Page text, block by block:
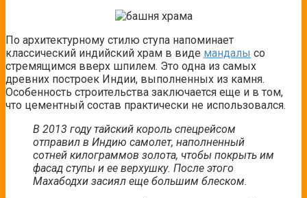
По архитектурному стилю ступа напоминает
классический индийский храм в виде мандалы со
стремящимся вверх шпилем. Это одна из самых
древних построек Индии, выполненных из камня.
Особенность строительства заключается еще и в том,
что цементный состав практически не использовался.
В 2013 году тайский король спецрейсом
отправил в Индию самолет, наполненный
сотней килограммов золота, чтобы покрыть им
фасад ступы и ее верхушку. После этого
Махабодхи засиял еще большим блеском.